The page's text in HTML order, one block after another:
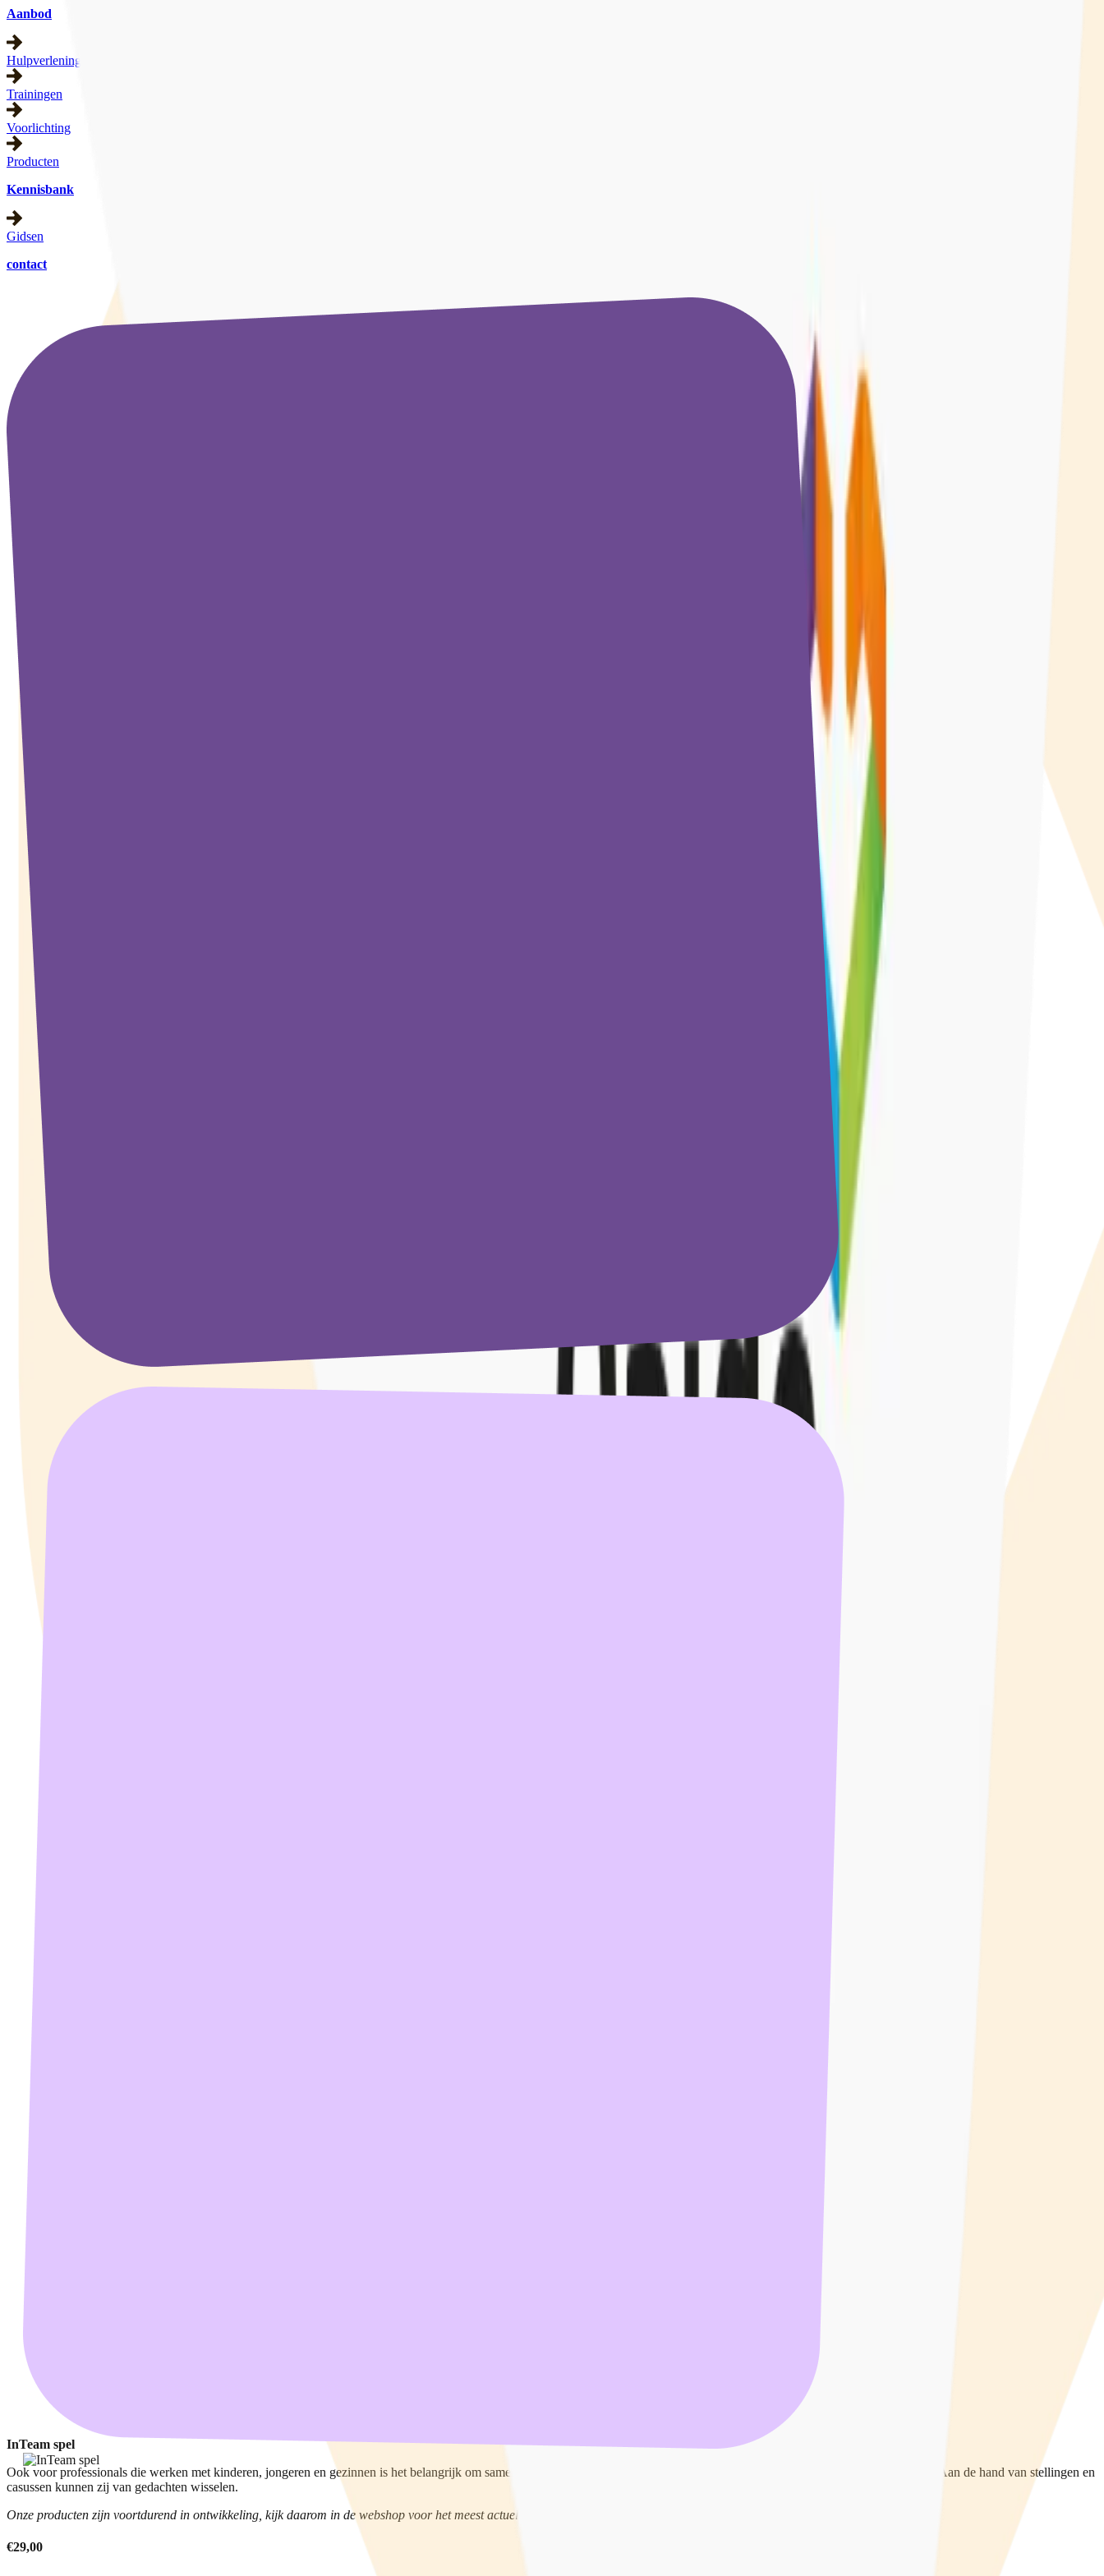
Aanbod
Hulpverlening
Trainingen
Voorlichting
Producten
Kennisbank
Gidsen
contact
InTeam spel
Ook voor professionals die werken met kinderen, jongeren en gezinnen is het belangrijk om samen te praten over seksualiteit en intimiteit. Zij kunnen dit met het InTeam-spel doen. Aan de hand van stellingen en
casussen kunnen zij van gedachten wisselen.
Onze producten zijn voortdurend in ontwikkeling, kijk daarom in de webshop voor het meest actuele aanbod.
€29,00